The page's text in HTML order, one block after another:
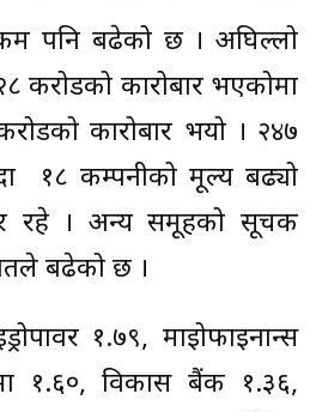
पनि बढेको छ । अघिल्लो
करोडको कारोबार भएकोमा
कारोबार भयो । २४७
१८ कम्पनीको मूल्य बढ्यो
रहे । अन्य समूहको सूचक
बढेको छ ।
१.७९, माइक्रोफाइनान्स
१.६०, विकास बैंक १.३६,